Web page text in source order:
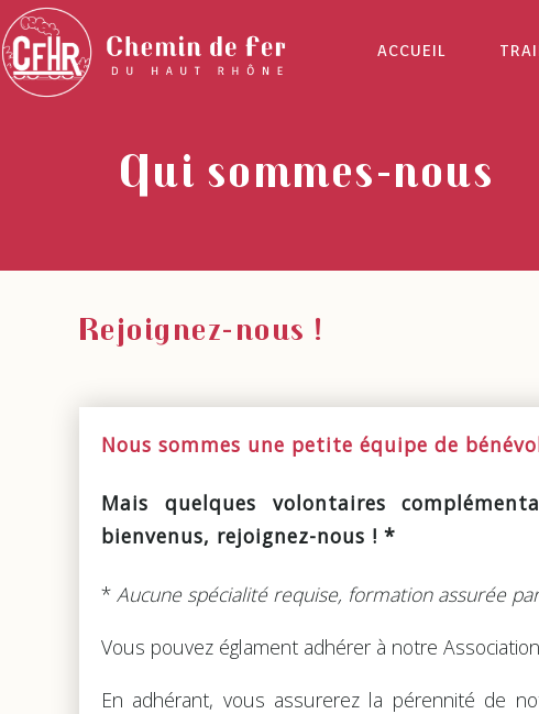
ACCUEIL
Qui sommes-nous
Rejoignez-nous !
Nous sommes une petite équipe de
Mais quelques volontaires
bienvenus, rejoignez-nous ! *
* Aucune spécialité requise, formation assurée
Vous pouvez églament adhérer à notre
En adhérant, vous assurerez la pérennité de